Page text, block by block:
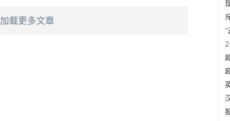
加载更多文章